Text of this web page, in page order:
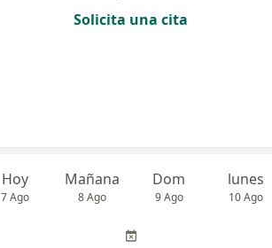
Solicita una cita
Hoy
7 Ago
Mañana
8 Ago
Dom
9 Ago
lunes
10 Ago